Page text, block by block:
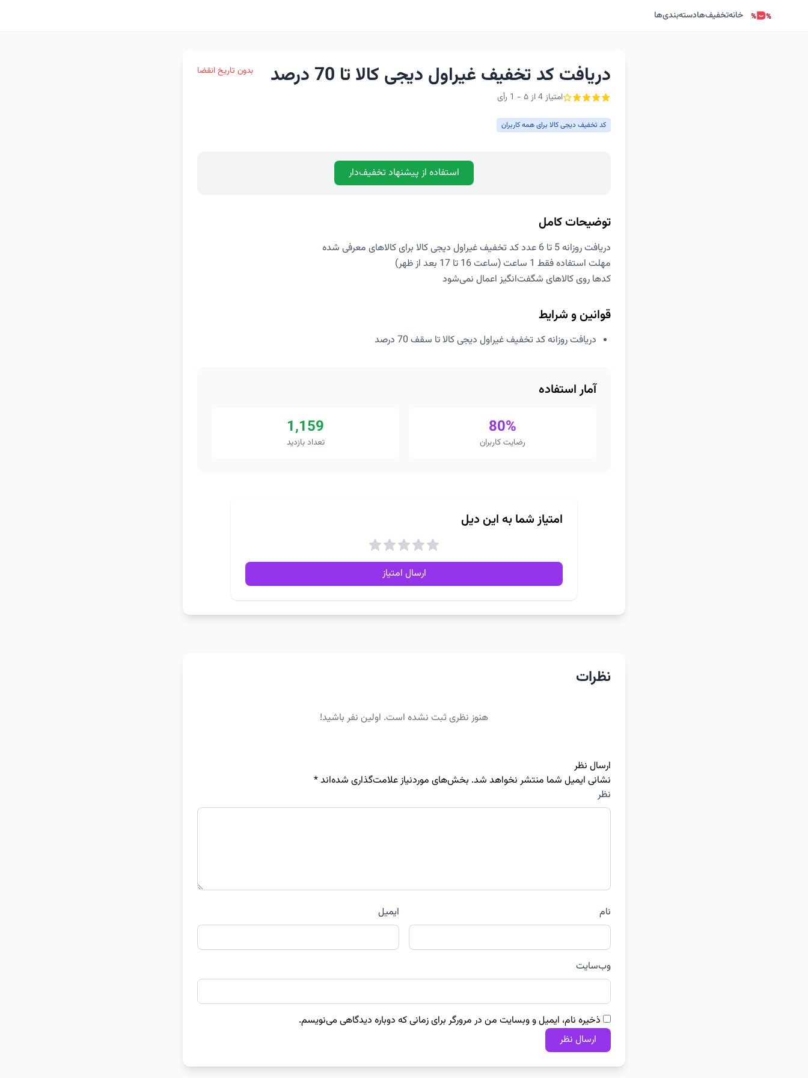
خانهتخفیف‌هادسته‌بندی‌ها
دریافت کد تخفیف غیراول دیجی کالا تا 70 درصد
امتیاز 4 از ۵ - 1 رأی
بدون تاریخ انقضا
کد تخفیف دیجی کالا برای همه کاربران
استفاده از پیشنهاد تخفیف‌دار
توضیحات کامل
دریافت روزانه 5 تا 6 عدد کد تخفیف غیراول دیجی کالا برای کالاهای معرفی شده
مهلت استفاده فقط 1 ساعت (ساعت 16 تا 17 بعد از ظهر)
کدها روی کالاهای شگفت‌انگیز اعمال نمی‌شود
قوانین و شرایط
دریافت روزانه کد تخفیف غیراول دیجی کالا تا سقف 70 درصد
آمار استفاده
80%
رضایت کاربران
1,159
تعداد بازدید
امتیاز شما به این دیل
ارسال امتیاز
نظرات
هنوز نظری ثبت نشده است. اولین نفر باشید!
ارسال نظر
نشانی ایمیل شما منتشر نخواهد شد. بخش‌های موردنیاز علامت‌گذاری شده‌اند*
نظر
نام ایمیل
وب‌سایت
ذخیره نام، ایمیل و وبسایت من در مرورگر برای زمانی که دوباره دیدگاهی می‌نویسم.